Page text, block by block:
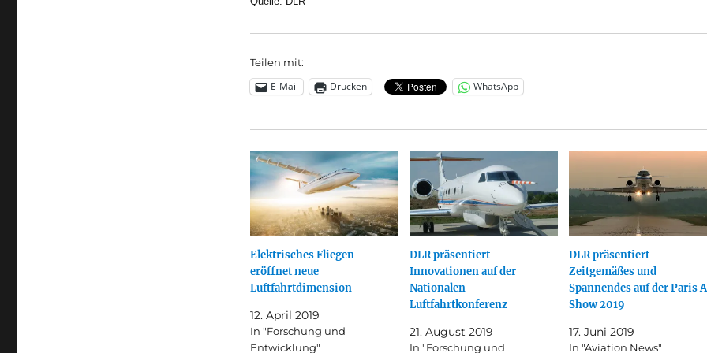
Teilen mit:
E-Mail Drucken WhatsApp
Elektrisches Fliegen
eröffnet neue
Luftfahrtdimension
12. April 2019
In "Forschung und
Entwicklung"
DLR präsentiert
Innovationen auf der
Nationalen
Luftfahrtkonferenz
21. August 2019
In "Forschung und
DLR präsentiert
Zeitgemäßes und
Spannendes auf der Paris
Show 2019
17. Juni 2019
In "Aviation News"